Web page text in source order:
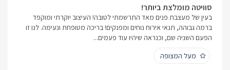
סוויטה מומלצת ביותר!
בעין של מעצבת פנים מאד התרשמתי לטובה! העיצוב יוקרתי ומוקפד
ברמה גבוהה, תנאי אירוח נוחים ומפנקים! בריכה מטופחת ונעימה. לנו זו
הפעם השניה שם, וכנראה שיהיו עוד פעמים...
מעל המצופה